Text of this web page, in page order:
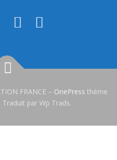
FRANCE – OnePress thème
par Wp Trads.